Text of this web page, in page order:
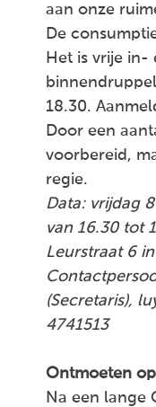
aan onze
De
Het is vrije in-
18.30.
Door een
voorbereid,
regie.
Data: vrijdag
van 16.30 tot
Leurstraat 6
(Secretaris),
4741513
Ontmoeten
Na een lange